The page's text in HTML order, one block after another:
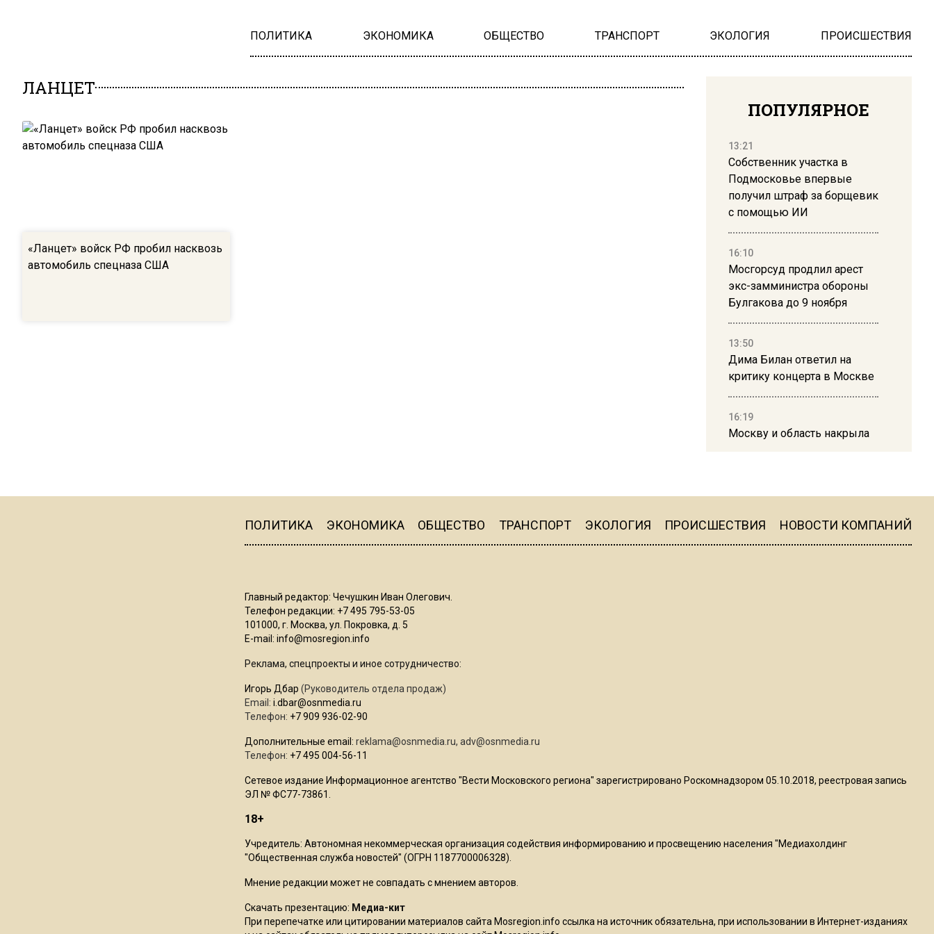
ПОЛИТИКА ЭКОНОМИКА ОБЩЕСТВО ТРАНСПОРТ ЭКОЛОГИЯ ПРОИСШЕСТВИЯ
ЛАНЦЕТ
«Ланцет» войск РФ пробил насквозь
автомобиль спецназа США
ПОПУЛЯРНОЕ
13:21
Собственник участка в
Подмосковье впервые
получил штраф за борщевик
с помощью ИИ
16:10
Мосгорсуд продлил арест
экс-замминистра обороны
Булгакова до 9 ноября
13:50
Дима Билан ответил на
критику концерта в Москве
16:19
Москву и область накрыла
ограничат движение на
13:50
«Химок»
ПОЛИТИКА ЭКОНОМИКА ОБЩЕСТВО ТРАНСПОРТ ЭКОЛОГИЯ ПРОИСШЕСТВИЯ НОВОСТИ КОМПАНИЙ
Главный редактор: Чечушкин Иван Олегович.
Телефон редакции: +7 495 795-53-05
101000, г. Москва, ул. Покровка, д. 5
E-mail: info@mosregion.info
Реклама, спецпроекты и иное сотрудничество:
Игорь Дбар (Руководитель отдела продаж)
Email: i.dbar@osnmedia.ru
Телефон: +7 909 936-02-90
Дополнительные email: reklama@osnmedia.ru, adv@osnmedia.ru
Телефон: +7 495 004-56-11
Сетевое издание Информационное агентство "Вести Московского региона" зарегистрировано Роскомнадзором 05.10.2018, реестровая запись
ЭЛ № ФС77-73861.
18+
Учредитель: Автономная некоммерческая организация содействия информированию и просвещению населения "Медиахолдинг
"Общественная служба новостей" (ОГРН 1187700006328).
Мнение редакции может не совпадать с мнением авторов.
Скачать презентацию: Медиа-кит
При перепечатке или цитировании материалов сайта Mosregion.info ссылка на источник обязательна, при использовании в Интернет-изданиях